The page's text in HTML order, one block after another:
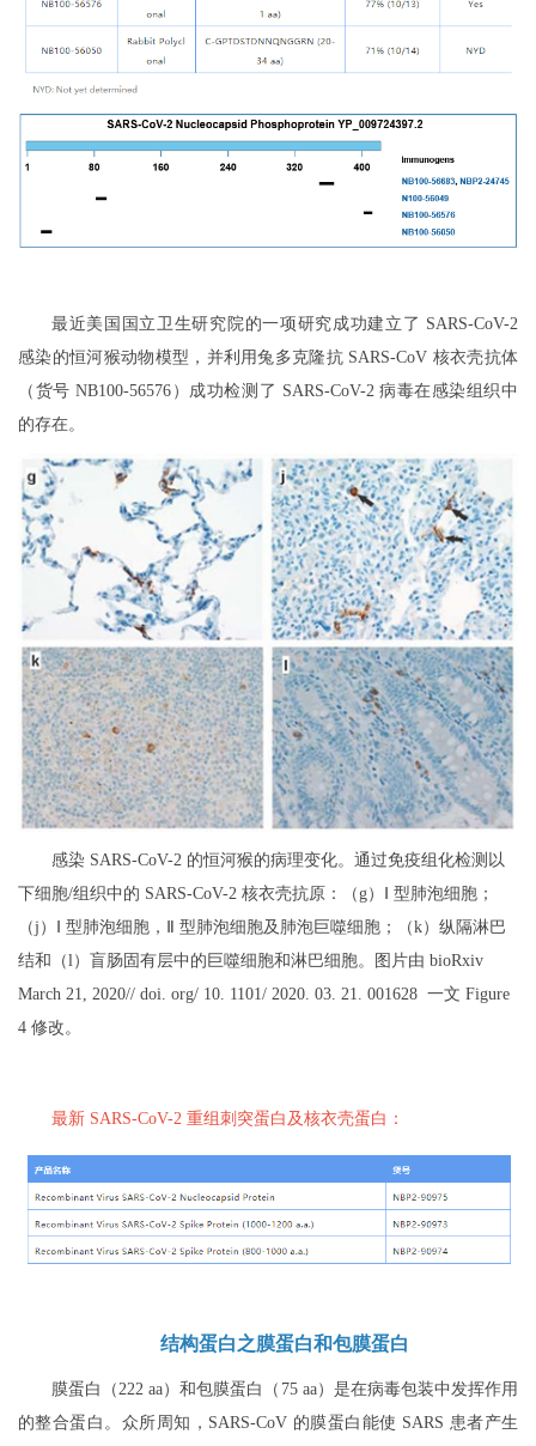
最近美国国立卫生研究院的一项研究成功建立了 SARS-CoV-2
感染的恒河猴动物模型，并利用兔多克隆抗 SARS-CoV 核衣壳抗体
（货号 NB100-56576）成功检测了 SARS-CoV-2 病毒在感染组织中
的存在。
感染 SARS-CoV-2 的恒河猴的病理变化。通过免疫组化检测以
下细胞/组织中的 SARS-CoV-2 核衣壳抗原：（g）Ⅰ 型肺泡细胞；
（j）Ⅰ 型肺泡细胞，Ⅱ 型肺泡细胞及肺泡巨噬细胞；（k）纵隔淋巴
结和（l）盲肠固有层中的巨噬细胞和淋巴细胞。图片由 bioRxiv
March 21, 2020// doi. org/ 10. 1101/ 2020. 03. 21. 001628 一文 Figure
4 修改。
最新 SARS-CoV-2 重组刺突蛋白及核衣壳蛋白：
结构蛋白之膜蛋白和包膜蛋白
膜蛋白（222 aa）和包膜蛋白（75 aa）是在病毒包装中发挥作用
的整合蛋白。众所周知，SARS-CoV 的膜蛋白能使 SARS 患者产生